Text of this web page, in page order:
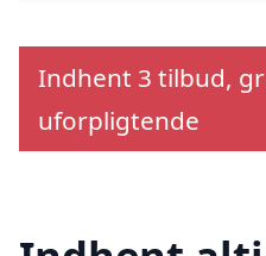
Indhent 3 tilbud,
uforpligtende